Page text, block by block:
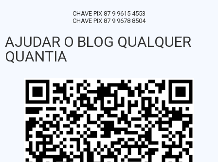
CHAVE PIX 87 9 9615 4553
CHAVE PIX 87 9 9678 8504
AJUDAR O BLOG QUALQUER
QUANTIA